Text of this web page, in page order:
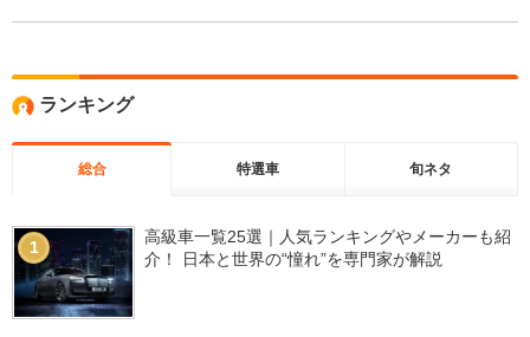
ランキング
総合 特選車 旬ネタ
1
高級車一覧25選｜人気ランキングやメーカーも紹
介！ 日本と世界の“憧れ”を専門家が解説